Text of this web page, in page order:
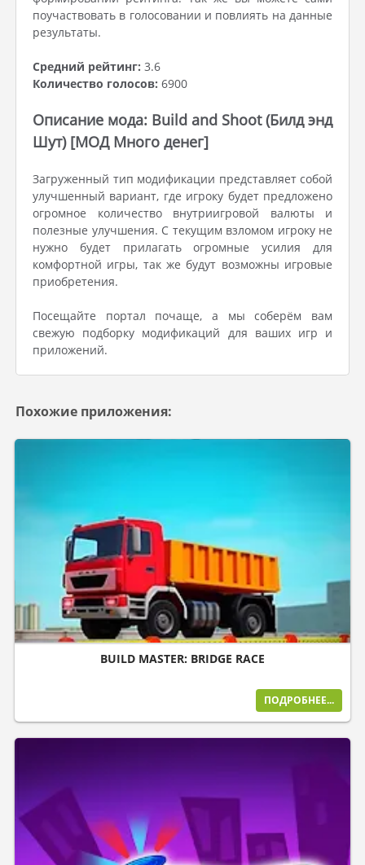
поучаствовать в голосовании и повлиять на данные
результаты.
Средний рейтинг: 3.6
Количество голосов: 6900
Описание мода: Build and Shoot (Билд энд
Шут) [МОД Много денег]
Загруженный тип модификации представляет собой
улучшенный вариант, где игроку будет предложено
огромное количество внутриигровой валюты и
полезные улучшения. С текущим взломом игроку не
нужно будет прилагать огромные усилия для
комфортной игры, так же будут возможны игровые
приобретения.
Посещайте портал почаще, а мы соберём вам
свежую подборку модификаций для ваших игр и
приложений.
Похожие приложения:
BUILD MASTER: BRIDGE RACE
ПОДРОБНЕЕ...